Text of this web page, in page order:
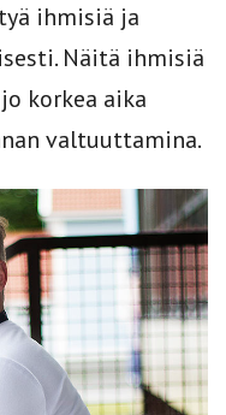
ihmisiä ja
Näitä ihmisiä
korkea aika
valtuuttamina.